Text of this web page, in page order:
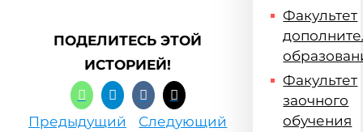
ПОДЕЛИТЕСЬ ЭТОЙ
ИСТОРИЕЙ!
Предыдущий Следующий
Факультет
Факультет
заочного
обучения